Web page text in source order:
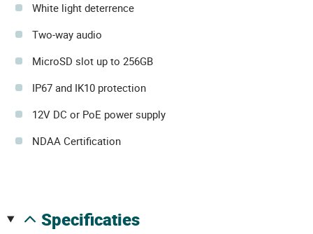
White light deterrence
Two-way audio
MicroSD slot up to 256GB
IP67 and IK10 protection
12V DC or PoE power supply
NDAA Certification
specificaties